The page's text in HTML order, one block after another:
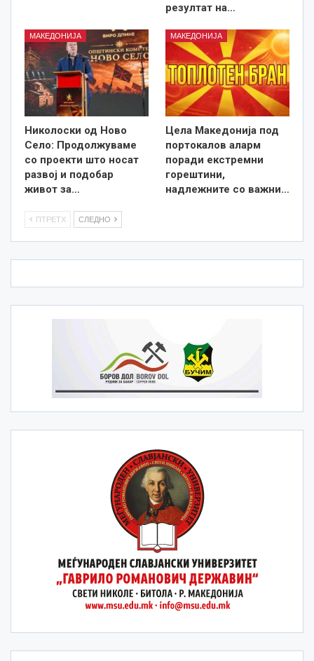
резултат на…
МАКЕДОНИЈА
Николоски од Ново
Село: Продолжуваме
со проекти што носат
развој и подобар
живот за…
МАКЕДОНИЈА
Цела Македонија под
портокалов аларм
поради екстремни
горештини,
надлежните со важни…
ПТРЕТХ СЛЕДНО